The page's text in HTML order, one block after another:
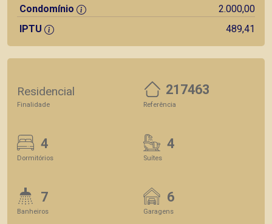
Condomínio
2.000,00
IPTU
489,41
Residencial
Finalidade
217463
Referência
4
Dormitórios
4
Suítes
7
Banheiros
6
Garagens